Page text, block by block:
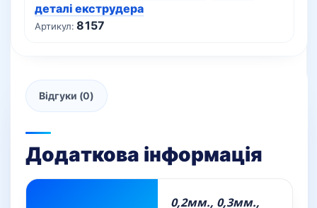
Артикул:8157
деталі екструдера
Відгуки (0)
Додаткова інформація
0,2мм., 0,3мм.,